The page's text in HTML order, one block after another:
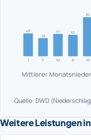
J
48
F
38
M
47
A
45
M
82
Mittlerer
Quelle: DWD
Weitere Leistungen